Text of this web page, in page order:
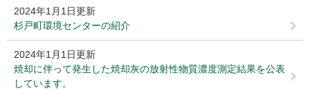
2024年1月1日更新
杉戸町環境センターの紹介
2024年1月1日更新
焼却に伴って発生した焼却灰の放射性物質濃度測定結果を公表
しています。